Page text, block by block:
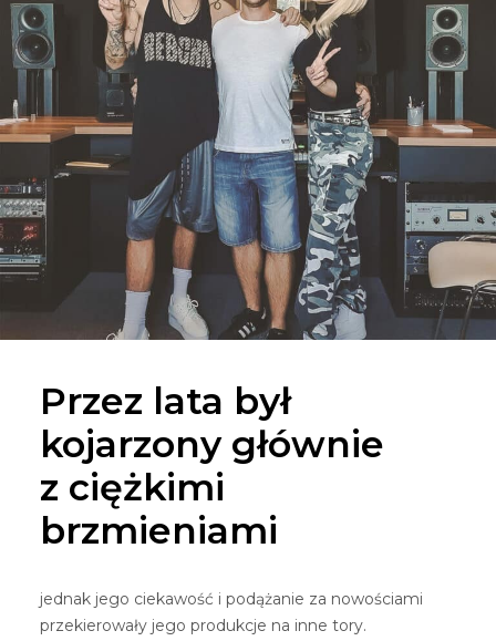
Przez lata był
kojarzony głównie
z ciężkimi
brzmieniami
jednak jego ciekawość i podążanie za nowościami
przekierowały jego produkcje na inne tory.